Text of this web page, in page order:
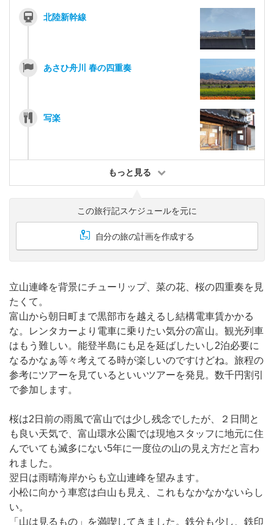
北陸新幹線
あさひ舟川 春の四重奏
写楽
もっと見る
この旅行記スケジュールを元に
自分の旅の計画を作成する
立山連峰を背景にチューリップ、菜の花、桜の四重奏を見
たくて。
富山から朝日町まで黒部市を越えるし結構電車賃かかる
な。レンタカーより電車に乗りたい気分の富山。観光列車
はもう難しい。能登半島にも足を延ばしたいし2泊必要に
なるかなぁ等々考えてる時が楽しいのですけどね。旅程の
参考にツアーを見ているといいツアーを発見。数千円割引
で参加します。
桜は2日前の雨風で富山では少し残念でしたが、２日間と
も良い天気で、富山環水公園では現地スタッフに地元に住
んでいても滅多にない5年に一度位の山の見え方だと言わ
れました。
翌日は雨晴海岸からも立山連峰を望みます。
小松に向かう車窓は白山も見え、これもなかなかないらし
い。
「山は見るもの」を満喫してきました。鉄分も少し、鉄印